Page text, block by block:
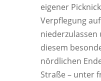
eigener
Verpflegung
niederzulassen
diesem
nördlichen
Straße – unter